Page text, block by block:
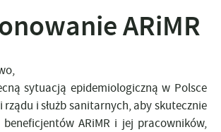
ARiMR
sytuacją epidemiologiczną w Polsce
i służb sanitarnych, aby skutecznie
ARiMR i jej pracowników,